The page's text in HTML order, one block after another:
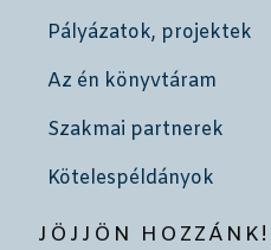
Pályázatok, projektek
Az én könyvtáram
Szakmai partnerek
Kötelespéldányok
JÖJJÖN HOZZÁNK!